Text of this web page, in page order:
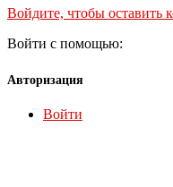
Войдите, чтобы оставить
Войти с помощью:
Авторизация
Войти